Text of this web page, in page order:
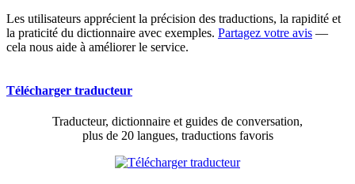
Les utilisateurs apprécient la précision des traductions, la rapidité et
la praticité du dictionnaire avec exemples. Partagez votre avis —
cela nous aide à améliorer le service.
Télécharger traducteur
Traducteur, dictionnaire et guides de conversation,
plus de 20 langues, traductions favoris